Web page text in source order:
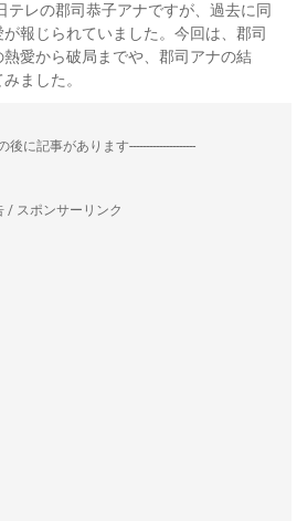
テレの郡司恭子アナですが、過去に同
報じられていました。今回は、郡司
愛から破局までや、郡司アナの結
ました。
後に記事があります--------------------
/ スポンサーリンク